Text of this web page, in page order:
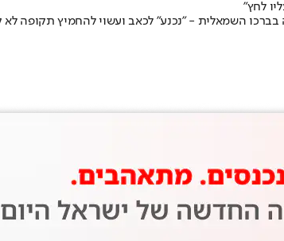
לחץ"
השמאלית - "נכנע" לכאב ועשוי להחמיץ תקופה לא